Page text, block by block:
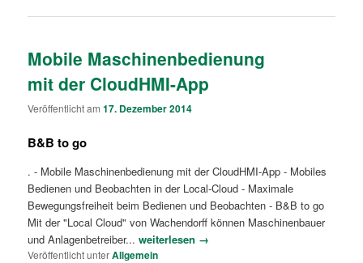
Mobile Maschinenbedienung
mit der CloudHMI-App
Veröffentlicht am17. Dezember 2014
B&B to go
. - Mobile Maschinenbedienung mit der CloudHMI-App - Mobiles
Bedienen und Beobachten in der Local-Cloud - Maximale
Bewegungsfreiheit beim Bedienen und Beobachten - B&B to go
Mit der "Local Cloud" von Wachendorff können Maschinenbauer
und Anlagenbetreiber...weiterlesen →
Veröffentlicht unterAllgemein